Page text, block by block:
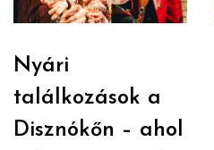
Nyári
találkozások a
Disznókőn – ahol